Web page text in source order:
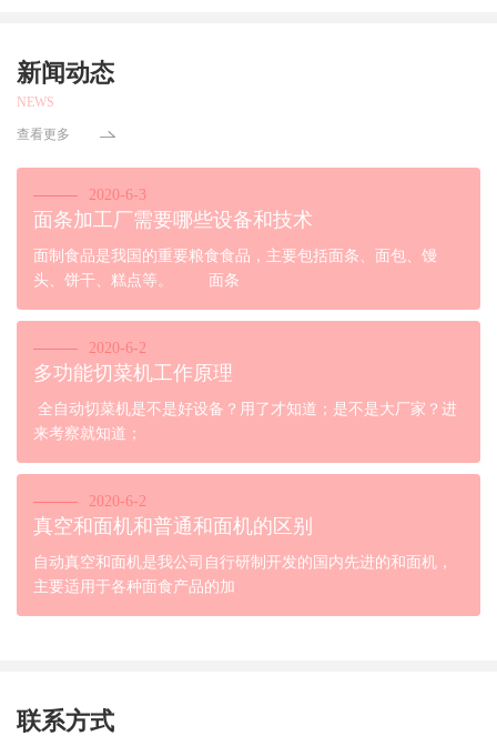
新闻动态
NEWS
查看更多
2020-6-3
面条加工厂需要哪些设备和技术
面制食品是我国的重要粮食食品，主要包括面条、面包、馒
头、饼干、糕点等。 面条
2020-6-2
多功能切菜机工作原理
全自动切菜机是不是好设备？用了才知道；是不是大厂家？进
来考察就知道；
2020-6-2
真空和面机和普通和面机的区别
自动真空和面机是我公司自行研制开发的国内先进的和面机，
主要适用于各种面食产品的加
联系方式